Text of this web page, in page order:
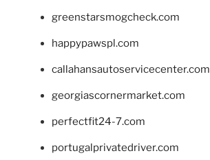
greenstarsmogcheck.com
happypawspl.com
callahansautoservicecenter.com
georgiascornermarket.com
perfectfit24-7.com
portugalprivatedriver.com